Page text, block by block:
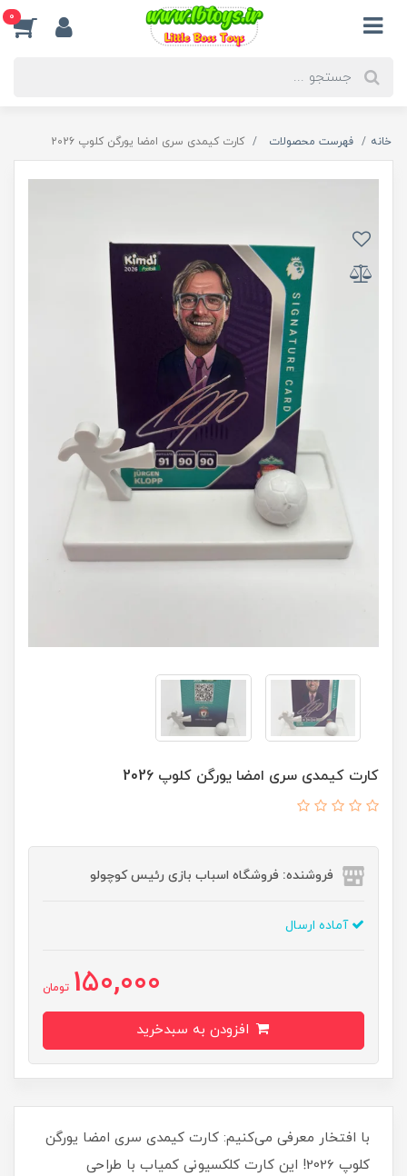
0
خانه فهرست محصولات کارت کیمدی سری امضا یورگن کلوپ 2026
کارت کیمدی سری امضا یورگن کلوپ 2026
فروشنده: فروشگاه اسباب بازی رئیس کوچولو
آماده ارسال
150,000 تومان
با افتخار معرفی می‌کنیم: کارت کیمدی سری امضا یورگن
کلوپ 2026! این کارت کلکسیونی کمیاب با طراحی